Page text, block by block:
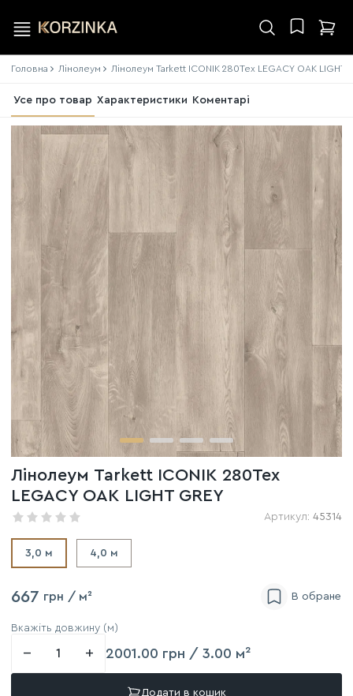
Головна Лінолеум Лінолеум Tarkett ICONIK 280Tex LEGACY OAK LIGHT
Усе про товар Характеристики Коментарі
Лінолеум Tarkett ICONIK 280Tex
LEGACY OAK LIGHT GREY
Артикул: 45314
3,0 м 4,0 м
667 грн / м²
Вкажіть довжину (м)
− + 2001.00 грн / 3.00 м²
Додати в кошик